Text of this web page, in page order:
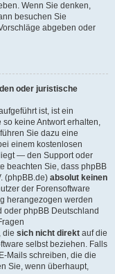
Wenn Sie denken,
besuchen Sie
abgeben oder
oder juristische
ist, ist ein
keine Antwort erhalten,
Sie dazu eine
einem kostenlosen
— den Support oder
beachten Sie, dass phpBB
(phpBB.de) absolut keinen
der Forensoftware
herangezogen werden
oder phpBB Deutschland
die sich nicht direkt auf die
selbst beziehen. Falls
Mails schreiben, die die
Sie, wenn überhaupt,